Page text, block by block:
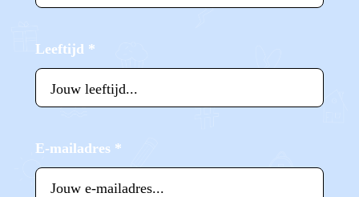
Leeftijd *
E-mailadres *